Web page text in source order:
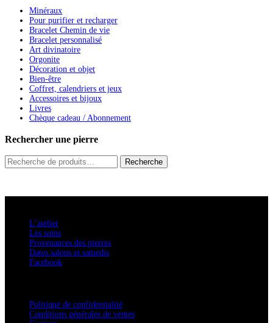
Minéraux
Pour purifier et recharger
Bracelet Chemin de vie
Bracelet personnalisé
Art divinatoire
Orgonite
Décoration et objet
Bien-être
Coffret, calendriers et jeux
Accessoires et bijoux
Livres
Chèque cadeau / Abonnement
Rechercher une pierre
Recherche
pour :
Recherche
L’atelier
Les soins
Provenances des pierres
Dates salons et samedis
Facebook
Politique de confidentialité
Conditions générales de ventes